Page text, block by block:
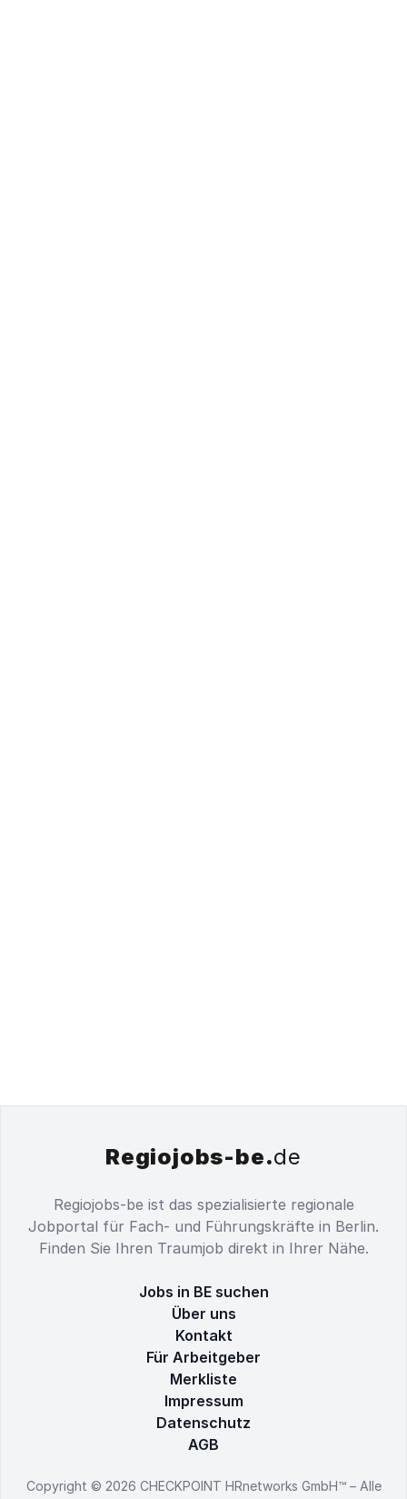
Regiojobs-be.de
Regiojobs-be ist das spezialisierte regionale
Jobportal für Fach- und Führungskräfte in Berlin.
Finden Sie Ihren Traumjob direkt in Ihrer Nähe.
Jobs in BE suchen
Über uns
Kontakt
Für Arbeitgeber
Merkliste
Impressum
Datenschutz
AGB
Copyright © 2026 CHECKPOINT HRnetworks GmbH™ – Alle